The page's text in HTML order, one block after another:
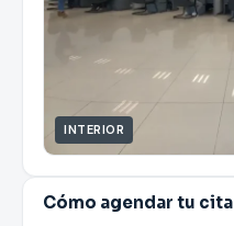
INTERIOR
Cómo agendar tu cita